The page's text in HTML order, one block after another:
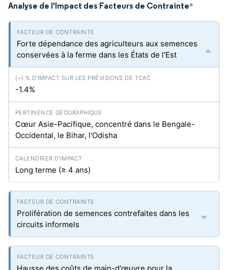
Analyse de l'Impact des Facteurs de Contrainte*
Forte dépendance des agriculteurs aux semences
conservées à la ferme dans les États de l'Est
-1.4%
Cœur Asie-Pacifique, concentré dans le Bengale-
Occidental, le Bihar, l'Odisha
Long terme (≥ 4 ans)
Prolifération de semences contrefaites dans les
circuits informels